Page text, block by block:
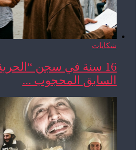
شكايات
16 سنة في سجن “الحرية”..
السابق المحجوب ...